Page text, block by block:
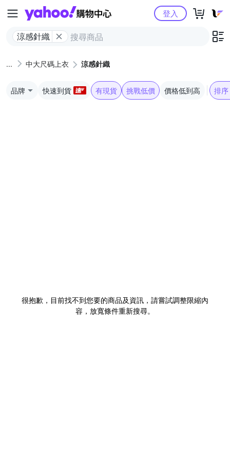
Yahoo購物中心
涼感針織
登入
中大尺碼上衣 涼感針織
品牌 快速到貨 有現貨 挑戰低價 價格低到高 排序
很抱歉，目前找不到您要的商品及資訊，請嘗試調整限縮內
容，放寬條件重新搜尋。